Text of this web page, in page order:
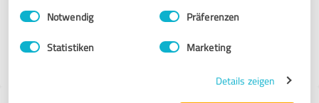
Impressum Datenschutzbestimmungen
Einwilligungsauswahl
Notwendig Präferenzen
Statistiken Marketing
Details zeigen
245 Bewertungen
4.95 von 5